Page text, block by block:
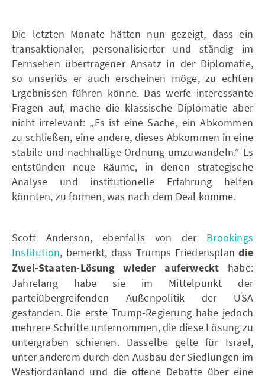
Die letzten Monate hätten nun gezeigt, dass ein
transaktionaler, personalisierter und ständig im
Fernsehen übertragener Ansatz in der Diplomatie,
so unseriös er auch erscheinen möge, zu echten
Ergebnissen führen könne. Das werfe interessante
Fragen auf, mache die klassische Diplomatie aber
nicht irrelevant: „Es ist eine Sache, ein Abkommen
zu schließen, eine andere, dieses Abkommen in eine
stabile und nachhaltige Ordnung umzuwandeln.“ Es
entstünden neue Räume, in denen strategische
Analyse und institutionelle Erfahrung helfen
könnten, zu formen, was nach dem Deal komme.
Scott Anderson, ebenfalls von der Brookings
Institution, bemerkt, dass Trumps Friedensplandie
Zwei-Staaten-Lösung wieder auferweckt habe:
Jahrelang habe sie im Mittelpunkt der
parteiübergreifenden Außenpolitik der USA
gestanden. Die erste Trump-Regierung habe jedoch
mehrere Schritte unternommen, die diese Lösung zu
untergraben schienen. Dasselbe gelte für Israel,
unter anderem durch den Ausbau der Siedlungen im
Westjordanland und die offene Debatte über eine